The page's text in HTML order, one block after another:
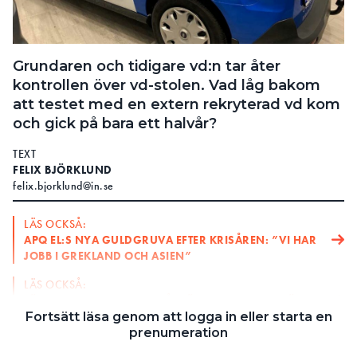
Search for:
Grundaren och tidigare vd:n tar åter
kontrollen över vd-stolen. Vad låg bakom
att testet med en extern rekryterad vd kom
och gick på bara ett halvår?
TEXT
FELIX BJÖRKLUND
felix.bjorklund@in.se
LÄS OCKSÅ:
APQ EL:S NYA GULDGRUVA EFTER KRISÅREN: ”VI HAR
JOBB I GREKLAND OCH ASIEN”
LÄS OCKSÅ:
APQ EL
Fortsätt läsa genom att logga in eller starta en
prenumeration